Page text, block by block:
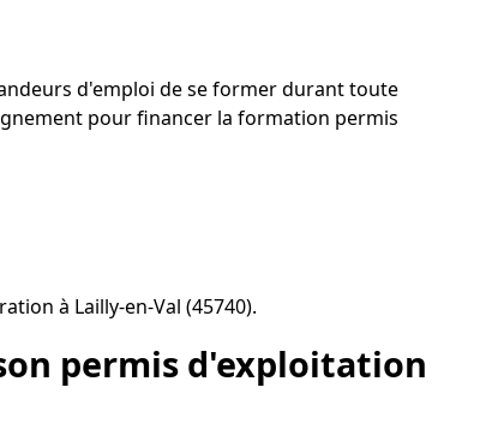
d'emploi de se former durant toute
pour financer la formation permis
à Lailly-en-Val (45740).
permis d'exploitation